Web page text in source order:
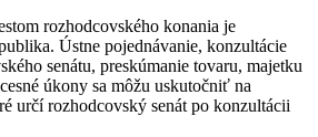
rozhodcovského konania je
Ústne pojednávanie, konzultácie
senátu, preskúmanie tovaru, majetku
úkony sa môžu uskutočniť na
určí rozhodcovský senát po konzultácii